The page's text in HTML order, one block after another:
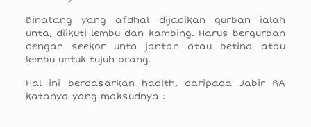
Binatang yang afdhal dijadikan qurban ialah
unta, diikuti lembu dan kambing. Harus berqurban
dengan seekor unta jantan atau betina atau
lembu untuk tujuh orang.
Hal ini berdasarkan hadith, daripada Jabir RA
katanya yang maksudnya :